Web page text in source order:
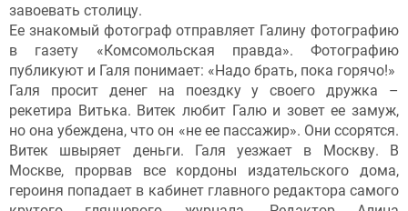
завоевать столицу.
Ее знакомый фотограф отправляет Галину фотографию
в газету «Комсомольская правда». Фотографию
публикуют и Галя понимает: «Надо брать, пока горячо!»
Галя просит денег на поездку у своего дружка –
рекетира Витька. Витек любит Галю и зовет ее замуж,
но она убеждена, что он «не ее пассажир». Они ссорятся.
Витек швыряет деньги. Галя уезжает в Москву. В
Москве, прорвав все кордоны издательского дома,
героиня попадает в кабинет главного редактора самого